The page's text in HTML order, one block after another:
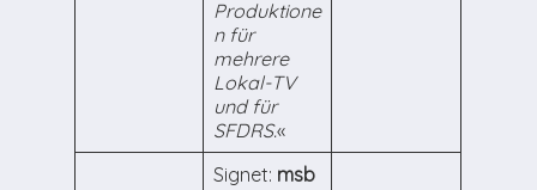
Produktione
n für
mehrere
Lokal-TV
und für
SFDRS.«
Signet: msb